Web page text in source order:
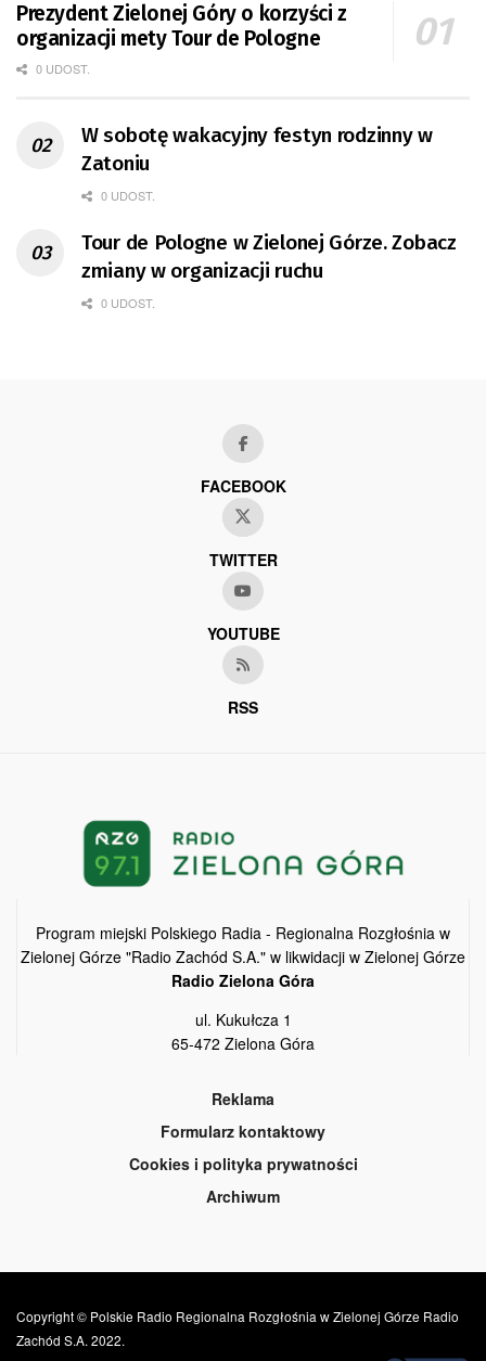
Prezydent Zielonej Góry o korzyści z
organizacji mety Tour de Pologne
0 UDOST.
W sobotę wakacyjny festyn rodzinny w
Zatoniu
0 UDOST.
Tour de Pologne w Zielonej Górze. Zobacz
zmiany w organizacji ruchu
0 UDOST.
FACEBOOK
TWITTER
YOUTUBE
RSS
Program miejski Polskiego Radia - Regionalna Rozgłośnia w
Zielonej Górze "Radio Zachód S.A." w likwidacji w Zielonej Górze
Radio Zielona Góra
ul. Kukułcza 1
65-472 Zielona Góra
Reklama
Formularz kontaktowy
Cookies i polityka prywatności
Archiwum
Copyright © Polskie Radio Regionalna Rozgłośnia w Zielonej Górze Radio
Zachód S.A. 2022.